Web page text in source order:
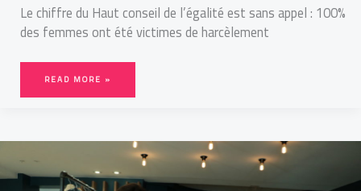
Le chiffre du Haut conseil de l’égalité est sans appel : 100%
des femmes ont été victimes de harcèlement
READ MORE »
LE
DÉBARQUE
À
BORDEAUX